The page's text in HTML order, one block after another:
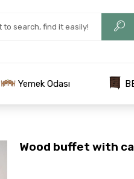
Yemek Odası
Wood buffet with